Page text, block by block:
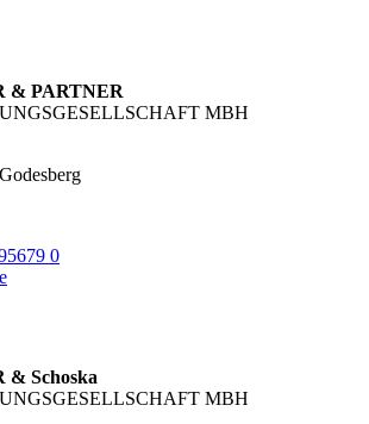
& PARTNER
MBH
0
Schoska
MBH